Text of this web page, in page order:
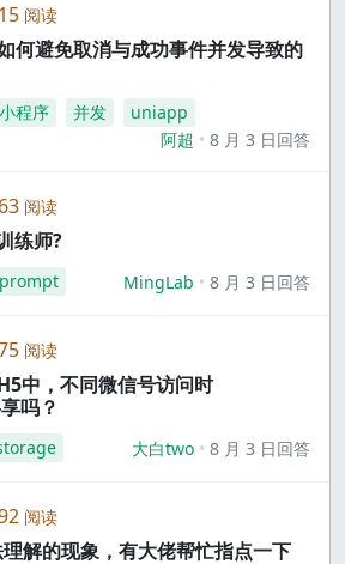
阅读
何避免取消与成功事件并发导致的
小程序 并发
uniapp
阿超
8 月 3 日回答
阅读
练师?
prompt MingLab 8 月 3 日回答
阅读
中，不同微信号访问时
吗？
大白two 8 月 3 日回答
阅读
解的现象，有大佬帮忙指点一下